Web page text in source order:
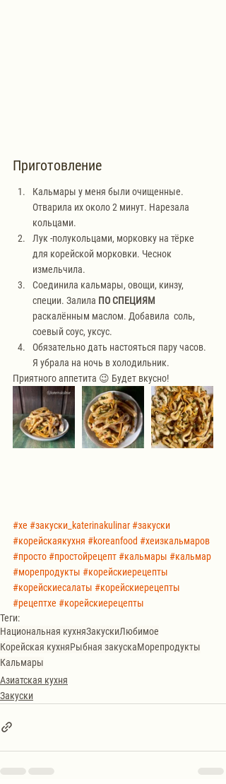
Приготовление
Кальмары у меня были очищенные.
Отварила их около 2 минут. Нарезала
кольцами.
Лук -полукольцами, морковку на тёрке
для корейской морковки. Чеснок
измельчила.
Соединила кальмары, овощи, кинзу,
специи. Залила ПО СПЕЦИЯМ
раскалённым маслом. Добавила  соль,
соевый соус, уксус.
Обязательно дать настояться пару часов.
Я убрала на ночь в холодильник.
Приятного аппетита 😉 Будет вкусно!
#хе #закуски_katerinakulinar#закуски
#корейскаякухня #koreanfood #хеизкальмаров
#просто#простойрецепт#кальмары #кальмар
#морепродукты #корейскиерецепты
#корейскиесалаты #корейскиерецепты
#рецептхе #корейскиерецепты
Теги:
Национальная кухняЗакускиЛюбимое
Корейская кухняРыбная закускаМорепродукты
Кальмары
Азиатская кухня
Закуски